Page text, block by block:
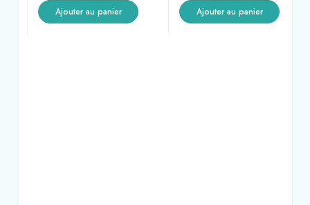
Ajouter au panier Ajouter au panier